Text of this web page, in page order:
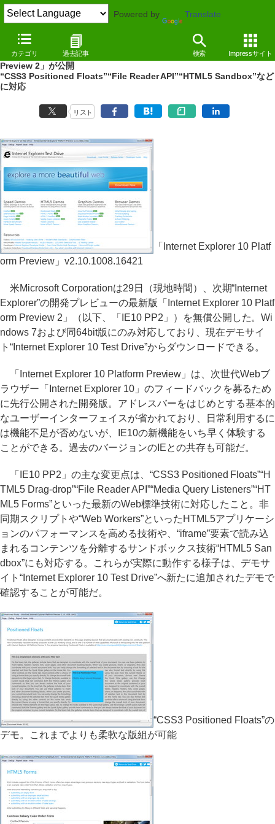
Powered by Translate
カテゴリ 過去記事 検索 Impressサイト
NEWS（11/06/30 14:33）
IE10開発プレビューの最新版「Internet Explorer 10 Platform
Preview 2」が公開
“CSS3 Positioned Floats”“File Reader API”“HTML5 Sandbox”など
に対応
リスト
「Internet Explorer 10 Platf
orm Preview」v2.10.1008.16421
米Microsoft Corporationは29日（現地時間）、次期“Internet
Explorer”の開発プレビューの最新版「Internet Explorer 10 Platf
orm Preview 2」（以下、「IE10 PP2」）を無償公開した。Wi
ndows 7および同64bit版にのみ対応しており、現在デモサイ
ト“Internet Explorer 10 Test Drive”からダウンロードできる。
「Internet Explorer 10 Platform Preview」は、次世代Webブ
ラウザー「Internet Explorer 10」のフィードバックを募るため
に先行公開された開発版。アドレスバーをはじめとする基本的
なユーザーインターフェイスが省かれており、日常利用するに
は機能不足が否めないが、IE10の新機能をいち早く体験する
ことができる。過去のバージョンのIEとの共存も可能だ。
「IE10 PP2」の主な変更点は、“CSS3 Positioned Floats”“H
TML5 Drag-drop”“File Reader API”“Media Query Listeners”“HT
ML5 Forms”といった最新のWeb標準技術に対応したこと。非
同期スクリプトや“Web Workers”といったHTML5アプリケーシ
ョンのパフォーマンスを高める技術や、“iframe”要素で読み込
まれるコンテンツを分離するサンドボックス技術“HTML5 San
dbox”にも対応する。これらが実際に動作する様子は、デモサ
イト“Internet Explorer 10 Test Drive”へ新たに追加されたデモで
確認することが可能だ。
“CSS3 Positioned Floats”の
デモ。これまでよりも柔軟な版組が可能